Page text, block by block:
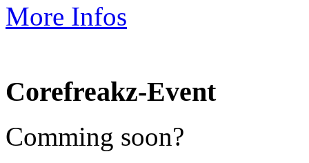
More Infos
Corefreakz-Event
Comming soon?